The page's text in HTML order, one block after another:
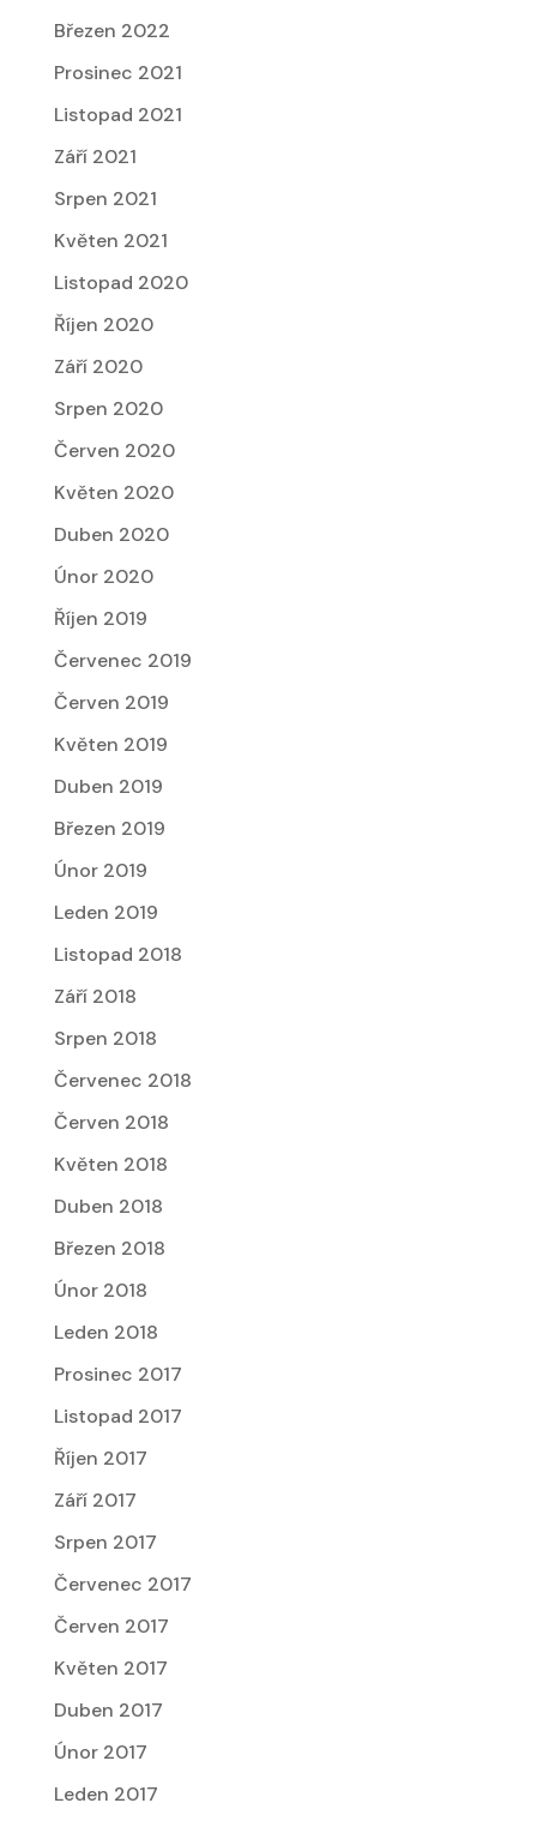
Březen 2022
Prosinec 2021
Listopad 2021
Září 2021
Srpen 2021
Květen 2021
Listopad 2020
Říjen 2020
Září 2020
Srpen 2020
Červen 2020
Květen 2020
Duben 2020
Únor 2020
Říjen 2019
Červenec 2019
Červen 2019
Květen 2019
Duben 2019
Březen 2019
Únor 2019
Leden 2019
Listopad 2018
Září 2018
Srpen 2018
Červenec 2018
Červen 2018
Květen 2018
Duben 2018
Březen 2018
Únor 2018
Leden 2018
Prosinec 2017
Listopad 2017
Říjen 2017
Září 2017
Srpen 2017
Červenec 2017
Červen 2017
Květen 2017
Duben 2017
Únor 2017
Leden 2017